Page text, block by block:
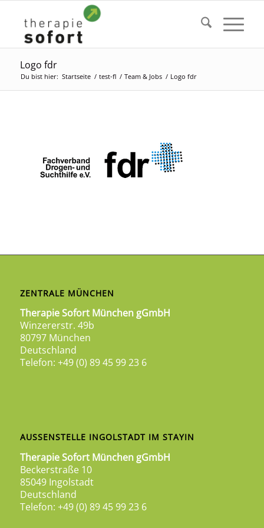
Logo fdr
Du bist hier: Startseite / test-fl / Team & Jobs / Logo fdr
ZENTRALE MÜNCHEN
Therapie Sofort München gGmbH
Winzererstr. 49b
80797 München
Deutschland
Telefon: +49 (0) 89 45 99 23 6
AUSSENSTELLE INGOLSTADT IM STAYIN
Therapie Sofort München gGmbH
Beckerstraße 10
85049 Ingolstadt
Deutschland
Telefon: +49 (0) 89 45 99 23 6